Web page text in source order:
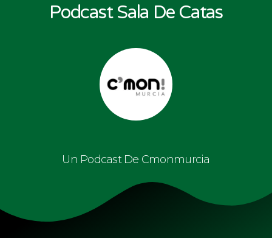
Podcast Sala De Catas​
Un Podcast De Cmonmurcia